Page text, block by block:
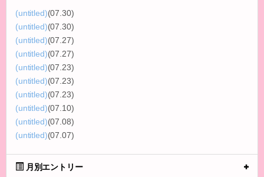
(untitled)(07.30)
(untitled)(07.30)
(untitled)(07.27)
(untitled)(07.27)
(untitled)(07.23)
(untitled)(07.23)
(untitled)(07.23)
(untitled)(07.10)
(untitled)(07.08)
(untitled)(07.07)
月別エントリー